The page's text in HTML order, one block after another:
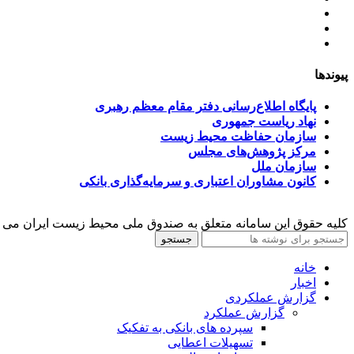
پیوندها
پایگاه اطلاع‌رسانی دفتر مقام معظم رهبری
نهاد ریاست جمهوری
سازمان حفاظت محیط زیست
مرکز پژوهش‌های مجلس
سازمان ملل
کانون مشاوران اعتباری و سرمایه‌گذاری بانکی
کلیه حقوق این سامانه متعلق به صندوق ملی محیط زیست ایران می
جستجو
خانه
اخبار
گزارش عملکردی
گزارش عملکرد
سپرده های بانکی به تفکیک
تسهیلات اعطایی